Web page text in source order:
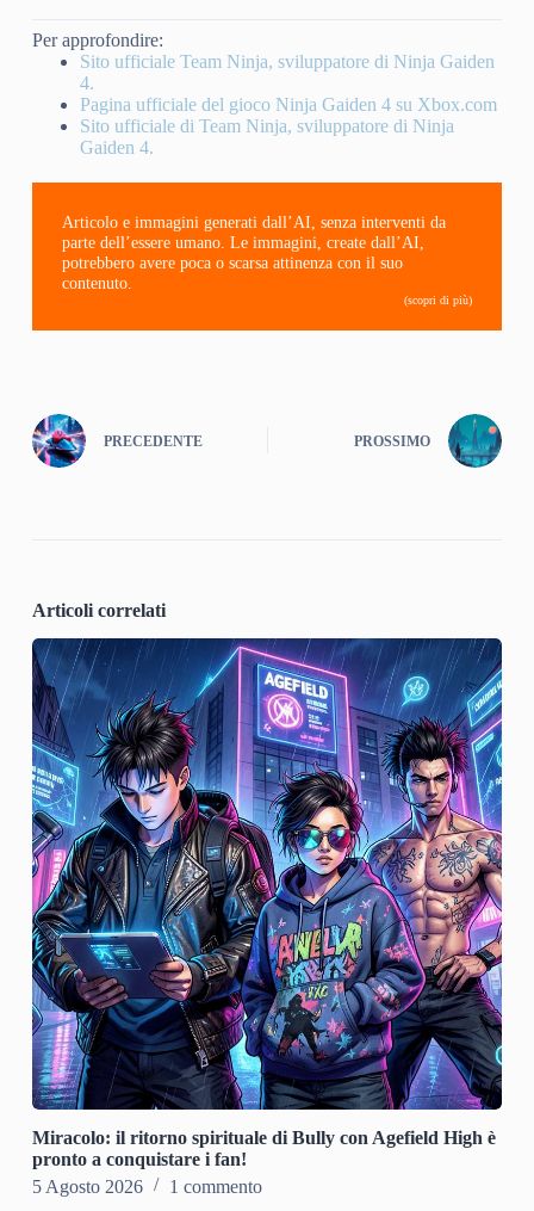
Per approfondire:
Sito ufficiale Team Ninja, sviluppatore di Ninja Gaiden
4.
Pagina ufficiale del gioco Ninja Gaiden 4 su Xbox.com
Sito ufficiale di Team Ninja, sviluppatore di Ninja
Gaiden 4.
Articolo e immagini generati dall’AI, senza interventi da
parte dell’essere umano. Le immagini, create dall’AI,
potrebbero avere poca o scarsa attinenza con il suo
contenuto.
(scopri di più)
PRECEDENTE PROSSIMO
Articoli correlati
Miracolo: il ritorno spirituale di Bully con Agefield High è
pronto a conquistare i fan!
5 Agosto 2026
1 commento